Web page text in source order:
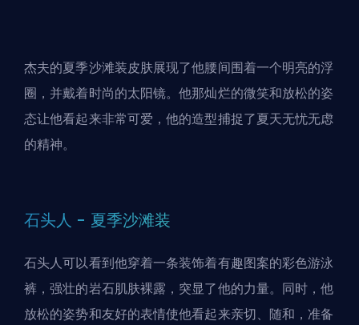
杰夫的夏季沙滩装皮肤展现了他腰间围着一个明亮的浮
圈，并戴着时尚的太阳镜。他那灿烂的微笑和放松的姿
态让他看起来非常可爱，他的造型捕捉了夏天无忧无虑
的精神。
石头人 - 夏季沙滩装
石头人可以看到他穿着一条装饰着有趣图案的彩色游泳
裤，强壮的岩石肌肤裸露，突显了他的力量。同时，他
放松的姿势和友好的表情使他看起来亲切、随和，准备